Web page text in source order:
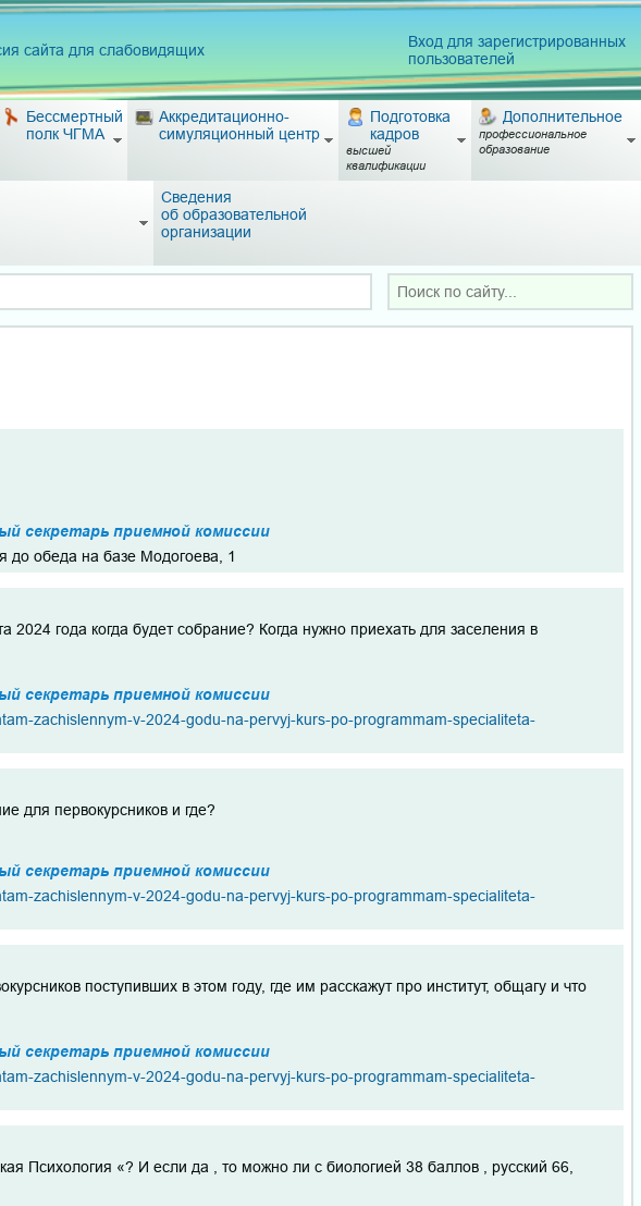
сайта для слабовидящих
Вход для зарегистрированных
пользователей
Бессмертный
полк ЧГМА
Аккредитационно-
симуляционный центр
Подготовка
кадров
высшей
квалификации
Дополнительное
профессиональное
образование
Сведения
об образовательной
организации
секретарь приемной комиссии
до обеда на базе Модогоева, 1
2024 года когда будет собрание? Когда нужно приехать для заселения в
секретарь приемной комиссии
zachislennym-v-2024-godu-na-pervyj-kurs-po-programmam-specialiteta-
для первокурсников и где?
секретарь приемной комиссии
zachislennym-v-2024-godu-na-pervyj-kurs-po-programmam-specialiteta-
поступивших в этом году, где им расскажут про институт, общагу и что
секретарь приемной комиссии
zachislennym-v-2024-godu-na-pervyj-kurs-po-programmam-specialiteta-
Психология «? И если да , то можно ли с биологией 38 баллов , русский 66,